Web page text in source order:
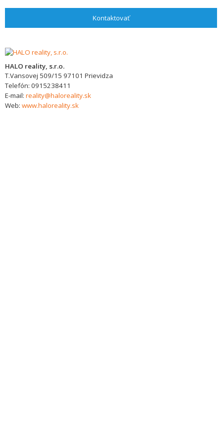
Kontaktovať
HALO reality, s.r.o.
T.Vansovej 509/15 97101 Prievidza
Telefón: 0915238411
E-mail: reality@haloreality.sk
Web: www.haloreality.sk